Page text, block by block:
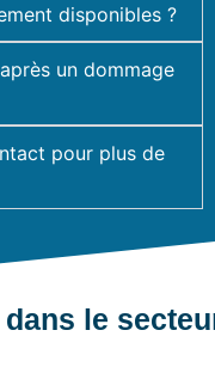
disponibles ?
un dommage
pour plus de
le